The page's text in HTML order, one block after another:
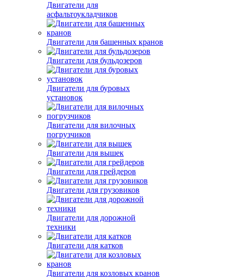
Двигатели для
асфальтоукладчиков
Двигатели для башенных кранов
Двигатели для бульдозеров
Двигатели для буровых
установок
Двигатели для вилочных
погрузчиков
Двигатели для вышек
Двигатели для грейдеров
Двигатели для грузовиков
Двигатели для дорожной
техники
Двигатели для катков
Двигатели для козловых кранов